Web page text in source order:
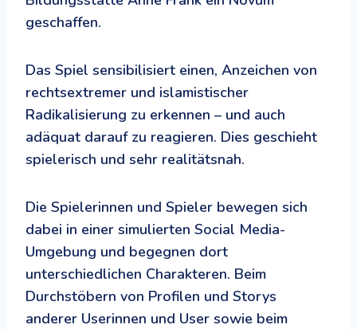
geschaffen.
Das Spiel sensibilisiert einen, Anzeichen von
rechtsextremer und islamistischer
Radikalisierung zu erkennen – und auch
adäquat darauf zu reagieren. Dies geschieht
spielerisch und sehr realitätsnah.
Die Spielerinnen und Spieler bewegen sich
dabei in einer simulierten Social Media-
Umgebung und begegnen dort
unterschiedlichen Charakteren. Beim
Durchstöbern von Profilen und Storys
anderer Userinnen und User sowie beim